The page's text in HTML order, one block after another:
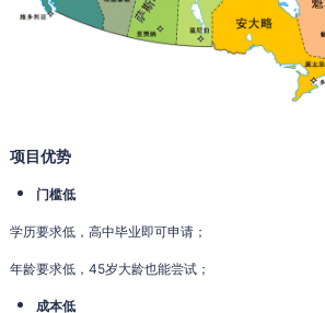
项目优势
门槛低
学历要求低，高中毕业即可申请；
年龄要求低，45岁大龄也能尝试；
成本低